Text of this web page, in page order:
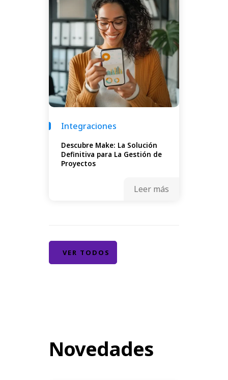
Integraciones
Descubre Make: La Solución
Definitiva para La Gestión de
Proyectos
Leer más
VER TODOS
Novedades